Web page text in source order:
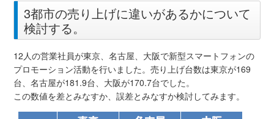
3都市の売り上げに違いがあるかについて
検討する。
12人の営業社員が東京、名古屋、大阪で新型スマートフォンの
プロモーション活動を行いました。売り上げ台数は東京が169
台、名古屋が181.9台、大阪が170.7台でした。
この数値を差とみなすか、誤差とみなすか検討してみます。